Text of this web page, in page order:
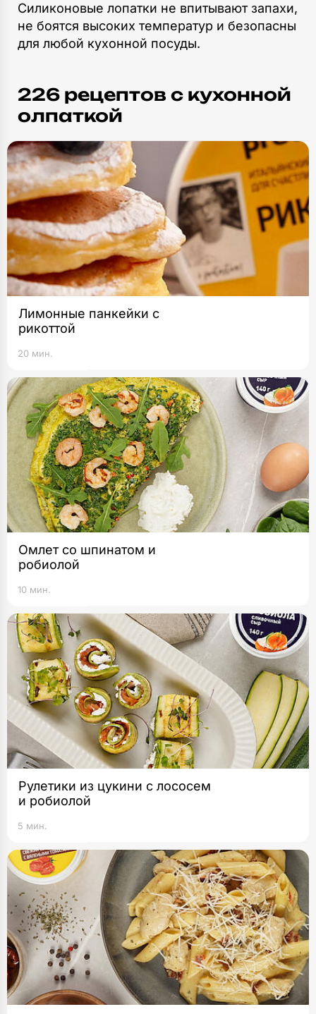
Силиконовые лопатки не впитывают запахи,
не боятся высоких температур и безопасны
для любой кухонной посуды.
226 рецептов c кухонной
олпаткой
Лимонные панкейки с
рикоттой
20 мин.
Омлет со шпинатом и
робиолой
10 мин.
Рулетики из цукини с лососем
и робиолой
5 мин.